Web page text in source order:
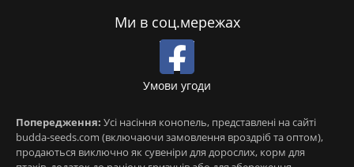
Ми в соц.мережах
Умови угоди
Попередження: Усі насіння конопель, представлені на сайті
budda-seeds.com (включаючи замовлення вроздріб та оптом),
продаються виключно як сувеніри для дорослих, корм для